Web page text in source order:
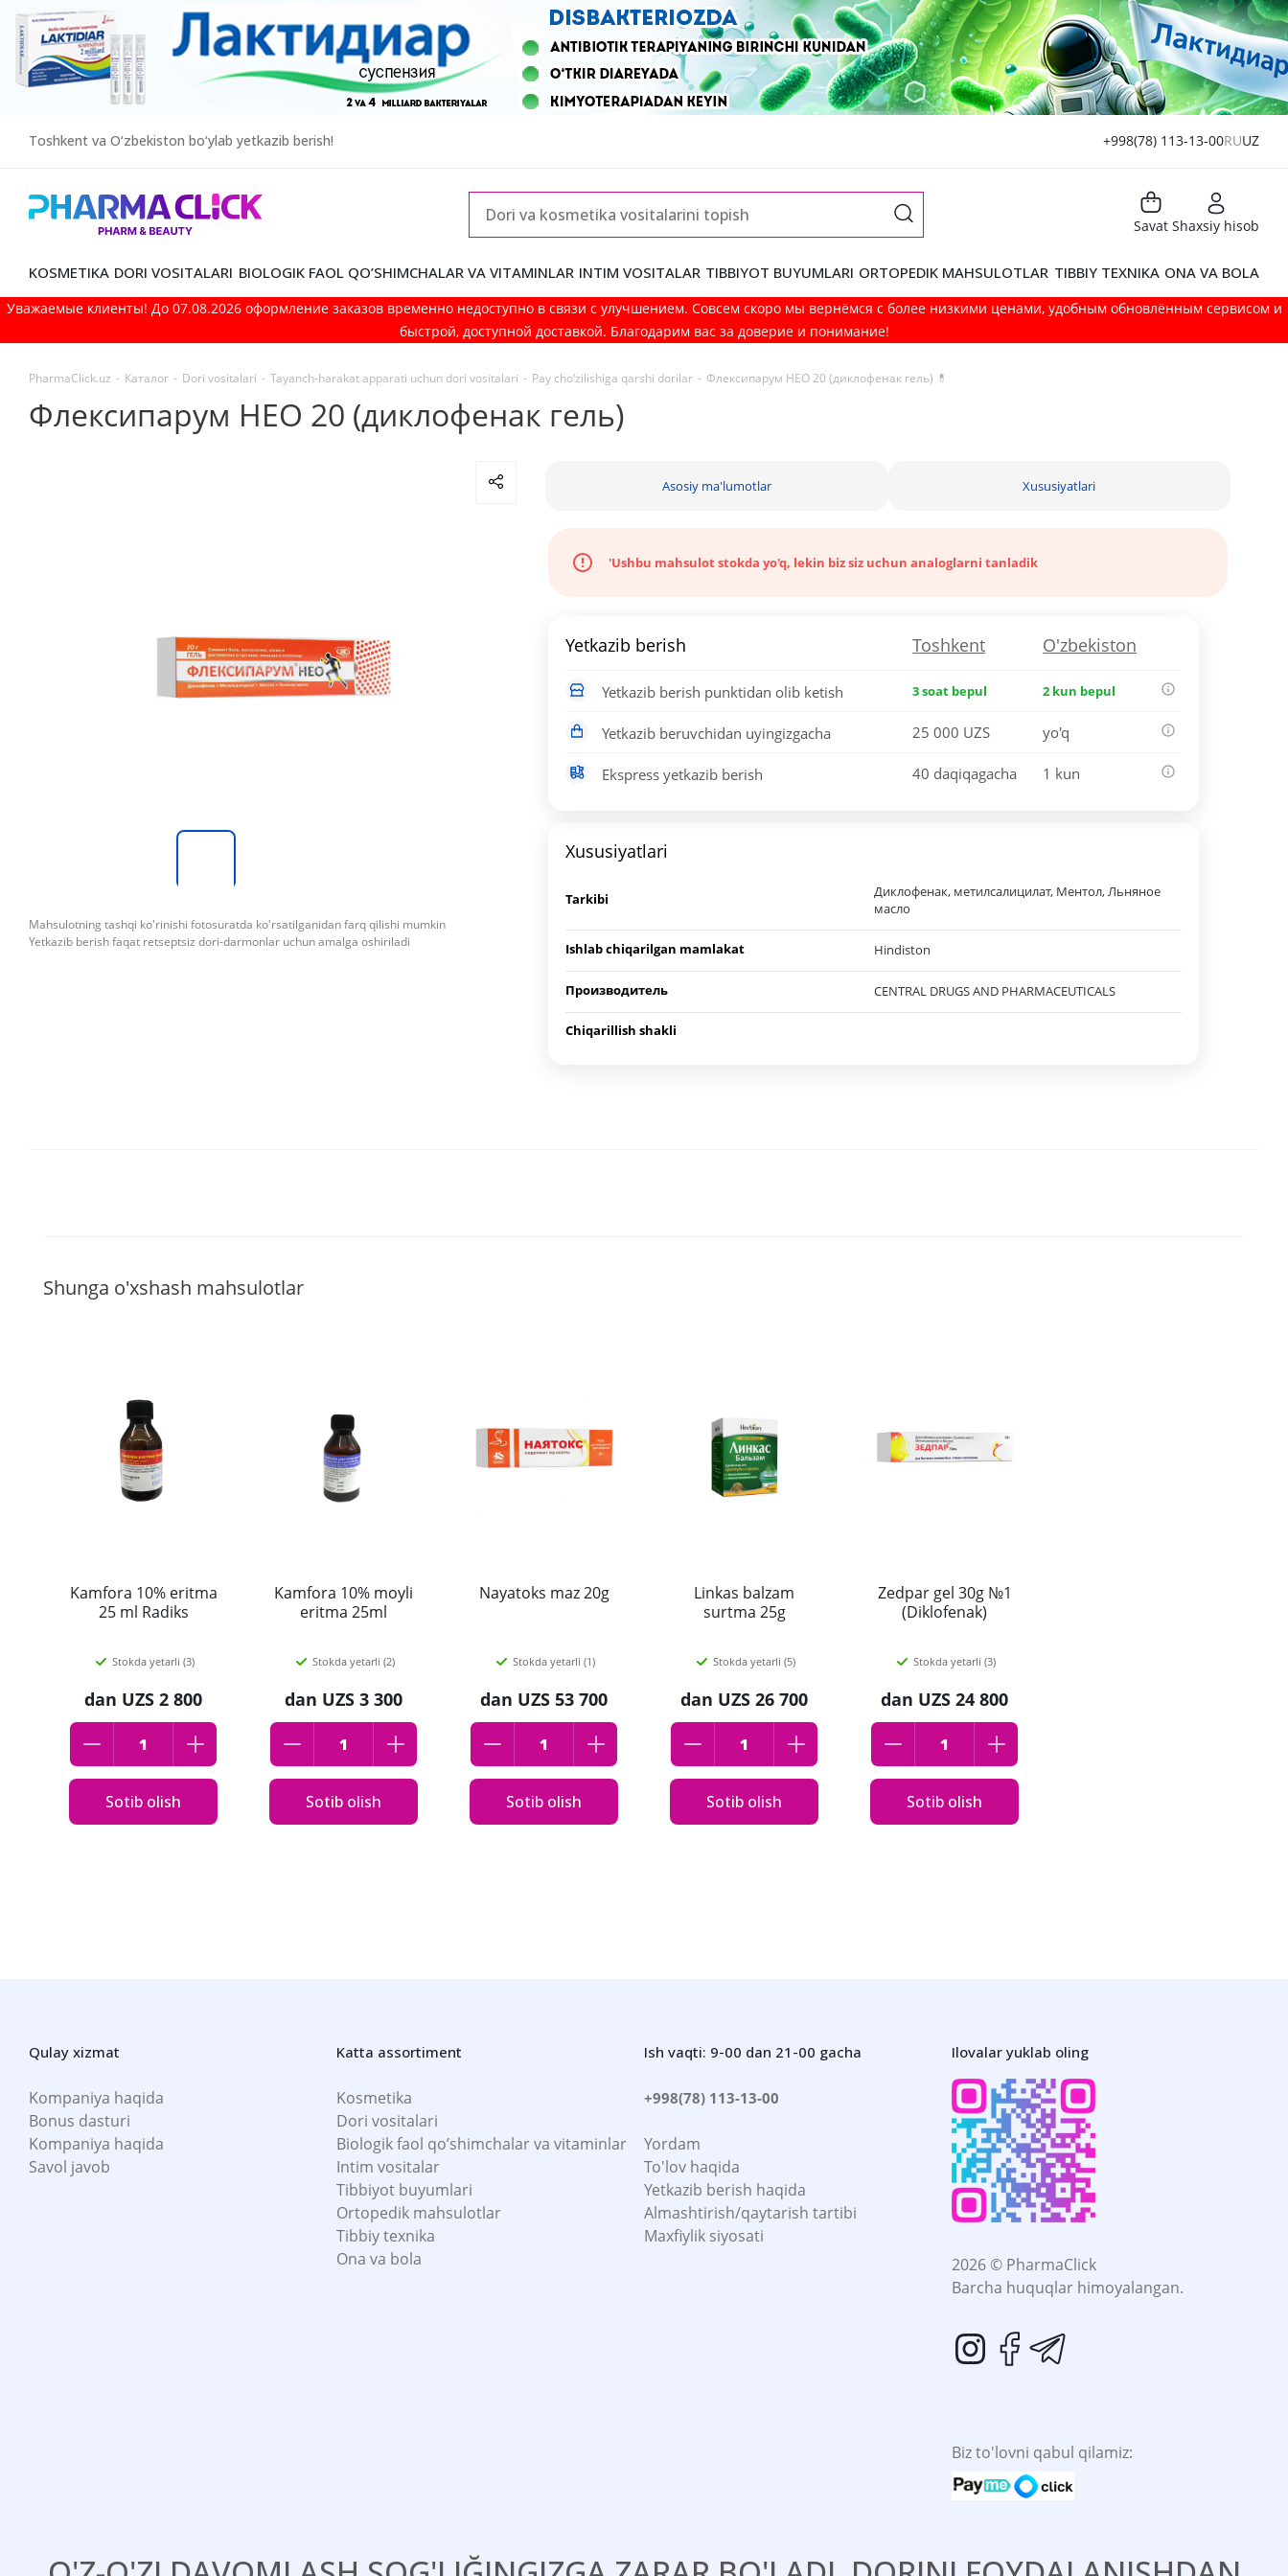
Toshkent va O‘zbekiston bo‘ylab yetkazib berish! +998(78) 113-13-00RUUZ
Savat Shaxsiy hisob
KOSMETIKA DORI VOSITALARI BIOLOGIK FAOL QO’SHIMCHALAR VA VITAMINLAR INTIM VOSITALAR TIBBIYOT BUYUMLARI ORTOPEDIK MAHSULOTLAR TIBBIY TEXNIKA ONA VA BOLA
Уважаемые клиенты! До 07.08.2026 оформление заказов временно недоступно в связи с улучшением. Совсем скоро мы вернёмся с более низкими ценами, удобным обновлённым сервисом и
быстрой, доступной доставкой. Благодарим вас за доверие и понимание!
PharmaClick.uz - Каталог - Dori vositalari - Tayanch-harakat apparati uchun dori vositalari - Pay cho‘zilishiga qarshi dorilar - Флексипарум НЕО 20 (диклофенак гель) 💊
Флексипарум НЕО 20 (диклофенак гель)
Mahsulotning tashqi ko'rinishi fotosuratda ko'rsatilganidan farq qilishi mumkin
Yetkazib berish faqat retseptsiz dori-darmonlar uchun amalga oshiriladi
Asosiy ma'lumotlar Xususiyatlari
'Ushbu mahsulot stokda yo'q, lekin biz siz uchun analoglarni tanladik
Yetkazib berish Toshkent O'zbekiston
Yetkazib berish punktidan olib ketish 3 soat bepul 2 kun bepul
Yetkazib beruvchidan uyingizgacha 25 000 UZS yo'q
Ekspress yetkazib berish 40 daqiqagacha 1 kun
Xususiyatlari
Tarkibi
Диклофенак, метилсалицилат, Ментол, Льняное
масло
Ishlab chiqarilgan mamlakat Hindiston
Производитель CENTRAL DRUGS AND PHARMACEUTICALS
Chiqarillish shakli
Shunga o'xshash mahsulotlar
Kamfora 10% eritma
25 ml Radiks
Stokda yetarli (3)
dan UZS 2 800
Sotib olish
Kamfora 10% moyli
eritma 25ml
Stokda yetarli (2)
dan UZS 3 300
Sotib olish
Nayatoks maz 20g
Stokda yetarli (1)
dan UZS 53 700
Sotib olish
Linkas balzam
surtma 25g
Stokda yetarli (5)
dan UZS 26 700
Sotib olish
Zedpar gel 30g №1
(Diklofenak)
Stokda yetarli (3)
dan UZS 24 800
Sotib olish
Qulay xizmat
Kompaniya haqida
Bonus dasturi
Kompaniya haqida
Savol javob
Katta assortiment
Kosmetika
Dori vositalari
Biologik faol qo’shimchalar va vitaminlar
Intim vositalar
Tibbiyot buyumlari
Ortopedik mahsulotlar
Tibbiy texnika
Ona va bola
Ish vaqti: 9-00 dan 21-00 gacha
+998(78) 113-13-00
Yordam
To'lov haqida
Yetkazib berish haqida
Almashtirish/qaytarish tartibi
Maxfiylik siyosati
Ilovalar yuklab oling
2026 © PharmaClick
Barcha huquqlar himoyalangan.
Biz to'lovni qabul qilamiz: